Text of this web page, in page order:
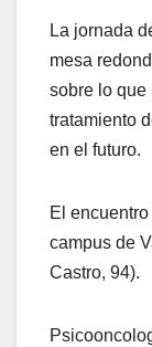
La jornada
mesa
sobre lo que
tratamiento
en el futuro.
El
campus de
Castro, 94).